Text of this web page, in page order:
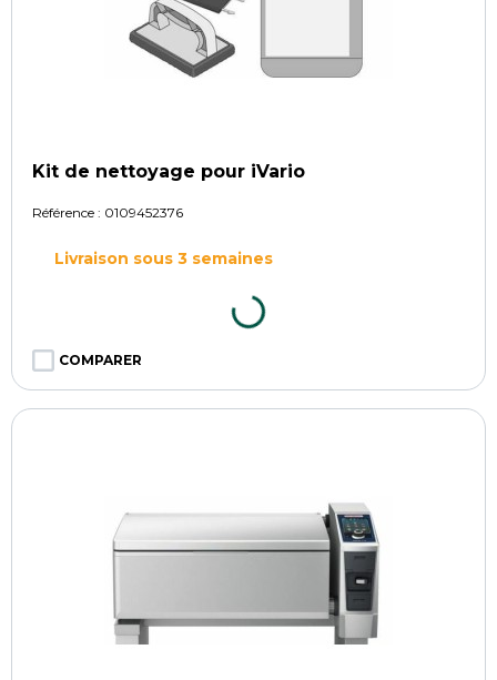
Kit de nettoyage pour iVario
Référence : 0109452376
Livraison sous 3 semaines
COMPARER